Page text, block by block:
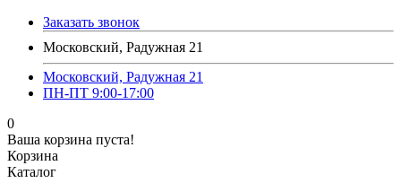
Заказать звонок
Московский, Радужная 21
Московский, Радужная 21
ПН-ПТ 9:00-17:00
0
Ваша корзина пуста!
Корзина
Каталог